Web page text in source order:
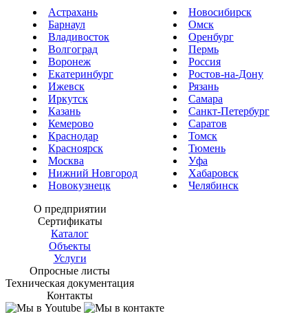
Астрахань
Барнаул
Владивосток
Волгоград
Воронеж
Екатеринбург
Ижевск
Иркутск
Казань
Кемерово
Краснодар
Красноярск
Москва
Нижний Новгород
Новокузнецк
Новосибирск
Омск
Оренбург
Пермь
Россия
Ростов-на-Дону
Рязань
Самара
Санкт-Петербург
Саратов
Томск
Тюмень
Уфа
Хабаровск
Челябинск
О предприятии
Сертификаты
Каталог
Объекты
Услуги
Опросные листы
Техническая документация
Контакты